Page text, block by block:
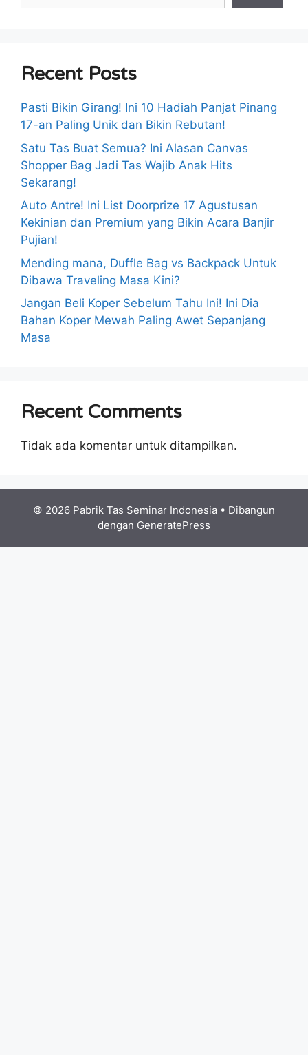
Recent Posts
Pasti Bikin Girang! Ini 10 Hadiah Panjat Pinang
17-an Paling Unik dan Bikin Rebutan!
Satu Tas Buat Semua? Ini Alasan Canvas
Shopper Bag Jadi Tas Wajib Anak Hits
Sekarang!
Auto Antre! Ini List Doorprize 17 Agustusan
Kekinian dan Premium yang Bikin Acara Banjir
Pujian!
Mending mana, Duffle Bag vs Backpack Untuk
Dibawa Traveling Masa Kini?
Jangan Beli Koper Sebelum Tahu Ini! Ini Dia
Bahan Koper Mewah Paling Awet Sepanjang
Masa
Recent Comments
Tidak ada komentar untuk ditampilkan.
© 2026 Pabrik Tas Seminar Indonesia • Dibangun
dengan GeneratePress